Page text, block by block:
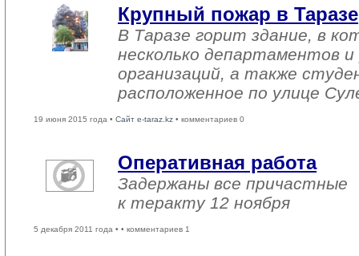
Крупный пожар в Таразе
В Таразе горит здание, в
несколько департаментов и
организаций, а также
расположенное по улице
19 июня 2015 года • Сайт e-taraz.kz • комментариев 0
Оперативная работа
Задержаны все причастные
к теракту 12 ноября
5 декабря 2011 года • • комментариев 1